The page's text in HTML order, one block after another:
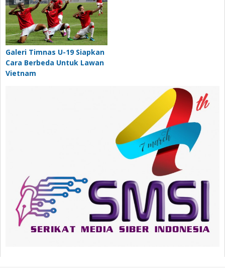
Galeri Timnas U-19 Siapkan
Cara Berbeda Untuk Lawan
Vietnam